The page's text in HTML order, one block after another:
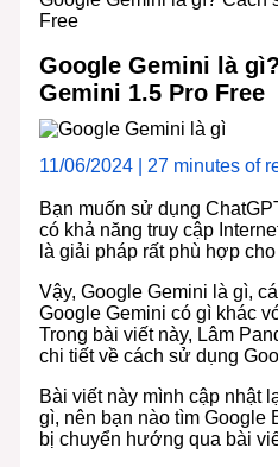
Free
Google Gemini là
Gemini 1.5 Pro Free
11/06/2024 27 minutes of
Bạn muốn sử dụng
có khả năng truy cập
là giải pháp rất phù hợp
Vậy, Google Gemini là gì,
Google Gemini có gì khác
Trong bài viết này, Lâm
chi tiết về cách sử dụng
Bài viết này mình cập nhật
gì, nên bạn nào tìm Google
bị chuyển hướng qua bài